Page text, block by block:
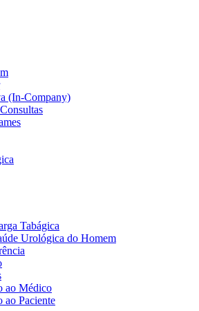
(In-Company)
Tabágica
Urológica do Homem
ao Médico
ao Paciente